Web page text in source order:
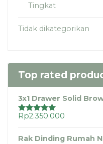
Tingkat
Tidak dikategorikan
Top rated
3x1 Drawer Solid
Dinilai5.00
Rp2.350.000
Rak Dinding Rumah